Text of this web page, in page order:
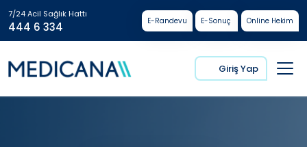
7/24 Acil Sağlık Hattı
444 6 334 E-Randevu E-Sonuç Online Hekim
Giriş Yap